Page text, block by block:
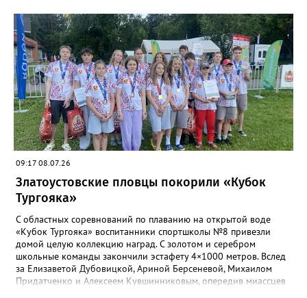
экспедициями и тренировками старшие «Горные стрелки»
финишировали вторыми, а их товарищи из средней группы –
третьими. В соревновательной программе были и визитка, и
видеоролик, а также викторина, конкурс музейных
экспотнатов и «профессиональный» этап под названием
«Эксгумация. Документирование работ», где средняя группа
лидировала, а старшие взяли бронзу. Всего «Горные стрелки»
привезли 13 наград разного достоинства. В средней группе
представители отряда стали вице-чемпионами, в старшей –
замкнули тройку лучших.
09:17 08.07.26
Златоустовские пловцы покорили «Кубок
Тургояка»
С областных соревнований по плаванию на открытой воде
«Кубок Тургояка» воспитанники спортшколы №8 привезли
домой целую коллекцию наград. С золотом и серебром
школьные команды закончили эстафету 4×1000 метров. Вслед
за Елизаветой Дубовицкой, Ариной Берсеневой, Михаилом
Придатченко и Алексеем Кувшинниковым, опередив миассцев